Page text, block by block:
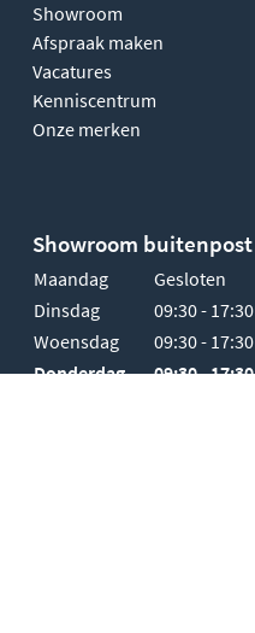
Showroom
Afspraak maken
Vacatures
Kenniscentrum
Onze merken
Showroom buitenpost
Maandag
Gesloten
Dinsdag
09:30 - 17:30
Woensdag
09:30 - 17:30
Donderdag
09:30 - 17:30